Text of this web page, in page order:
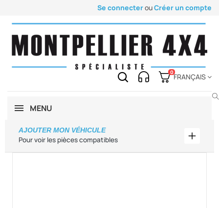
Se connecterouCréer un compte
0
FRANÇAIS
MENU
Pour voir les pièces compatibles
AJOUTER MON VÉHICULE